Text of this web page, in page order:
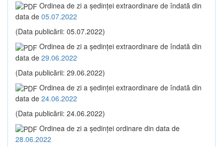
Ordinea de zi a şedinţei extraordinare de îndată din
data de 05.07.2022
(Data publicării: 05.07.2022)
Ordinea de zi a şedinţei extraordinare de îndată din
data de 29.06.2022
(Data publicării: 29.06.2022)
Ordinea de zi a şedinţei extraordinare de îndată din
data de 24.06.2022
(Data publicării: 24.06.2022)
Ordinea de zi a şedinţei ordinare din data de
28.06.2022